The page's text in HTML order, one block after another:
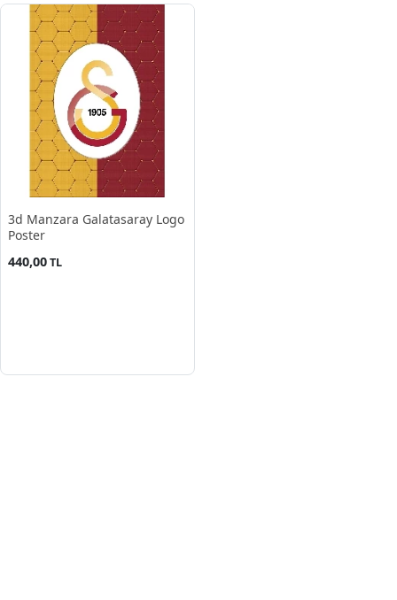
3d Manzara Galatasaray Logo
Poster
440,00TL